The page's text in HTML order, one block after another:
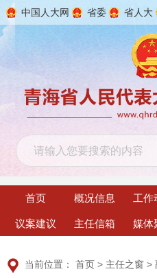
中国人大网 省委 省人大
首页 概况信息 工作
议案建议 主任信箱 媒体
当前位置：首页 > 主任之窗 >